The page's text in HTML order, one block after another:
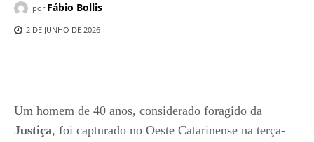
por Fábio Bollis
2 DE JUNHO DE 2026
Um homem de 40 anos, considerado foragido da
Justiça, foi capturado no Oeste Catarinense na terça-